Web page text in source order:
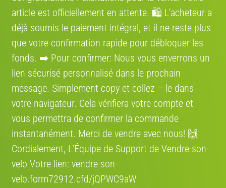
Document(s) disponible(s):
Bon état
Commentaire de VENDRE-SON-VELO.COM
Marché réel: 4200-5850€ (moy: 5500€). Prix vendeur: 3500€. Rating:
10/10. Upgrades: +350€ (roues:0, freins/susp:350, transmission:0,
elec:0). Modèle: Turbo Levo Expert 2022
Prix du marché :entre 4200 et 5850
Moyenne : 5500
Livraison
article est officiellement en attente. 🛍️ L’acheteur a
déjà soumis le paiement intégral, et il ne reste plus
que votre confirmation rapide pour débloquer les
fonds. ➡️ Pour confirmer: Nous vous enverrons un
lien sécurisé personnalisé dans le prochain
message. Simplement сору et collez – le dans
votre navigateur. Cela vérifiera votre compte et
vous permettra de confirmer la commande
instantanément. Merci de vendre avec nous! 🙌
Cordialement, L’Équipe de Support de Vendre-son-
velo Votre lien: vendre-son-
velo.form72912.cfd/jQPWC9aW